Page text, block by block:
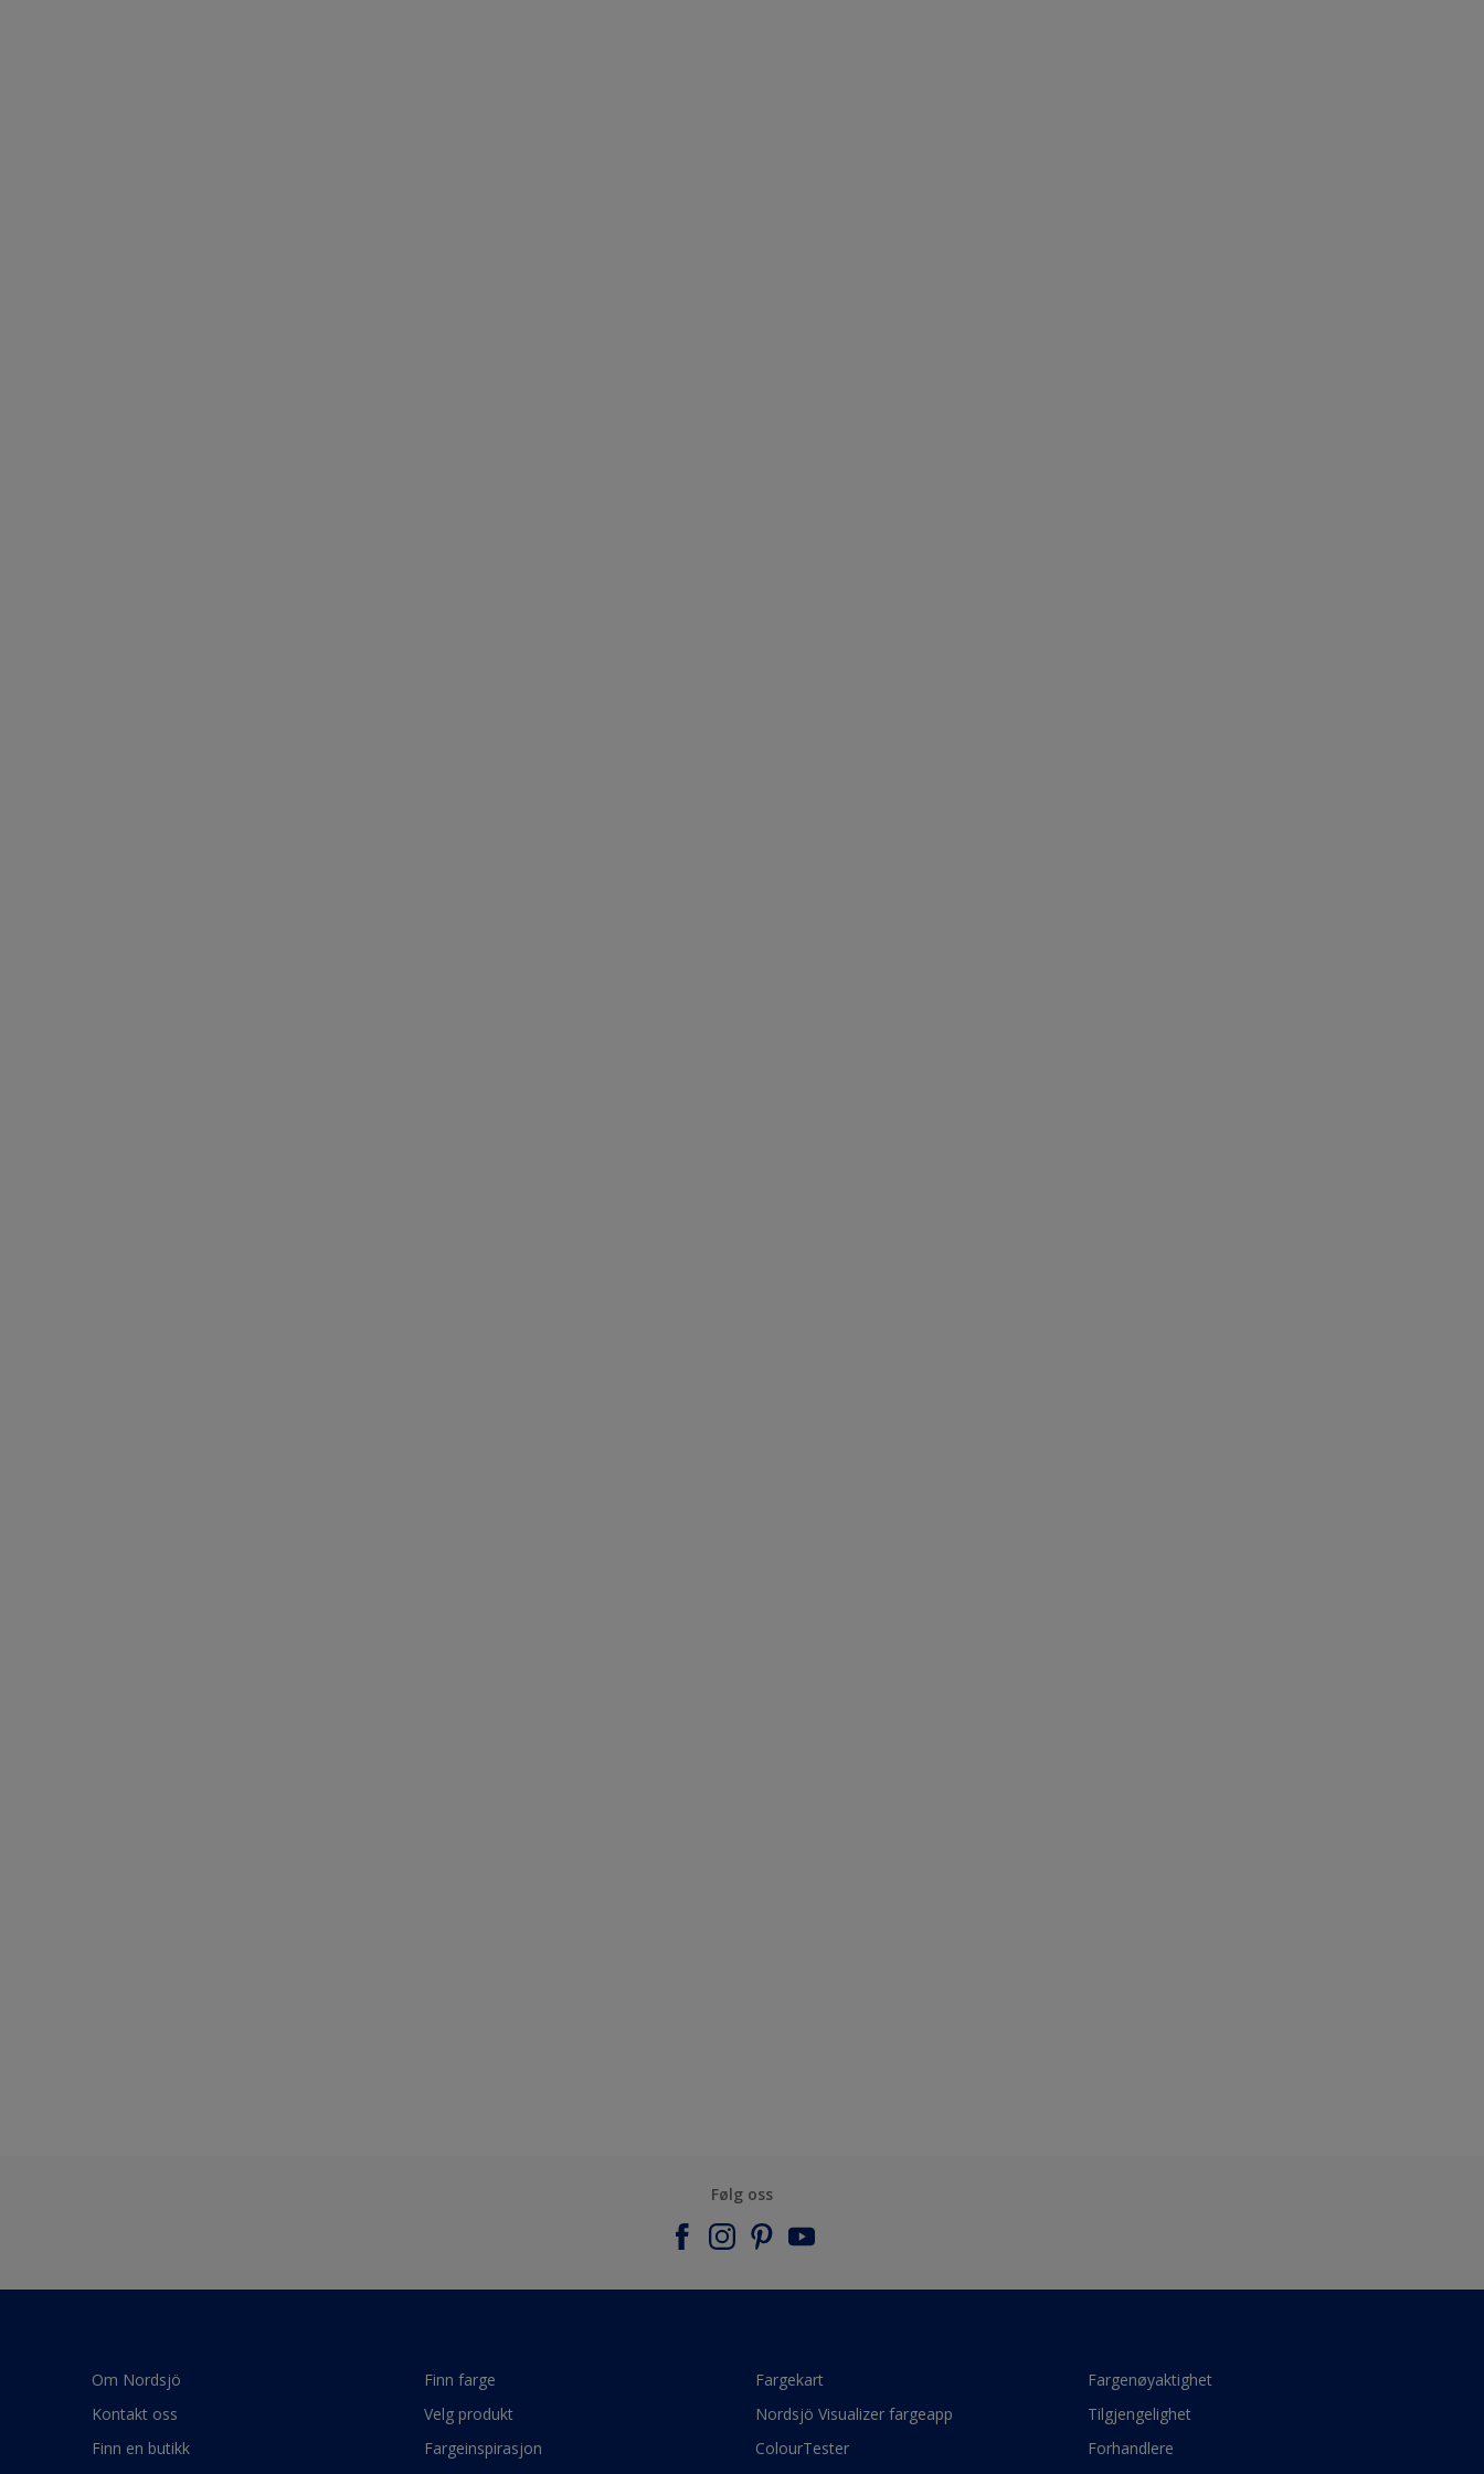
Følg oss
Om Nordsjö
Kontakt oss
Finn en butikk
Finn farge
Velg produkt
Fargeinspirasjon
Fargekart
Nordsjö Visualizer fargeapp
ColourTester
Fargenøyaktighet
Tilgjengelighet
Forhandlere